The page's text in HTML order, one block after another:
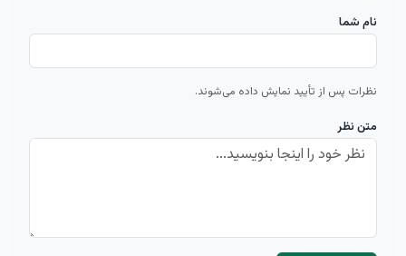
نام شما
نظرات پس از تأیید نمایش داده می‌شوند.
متن نظر